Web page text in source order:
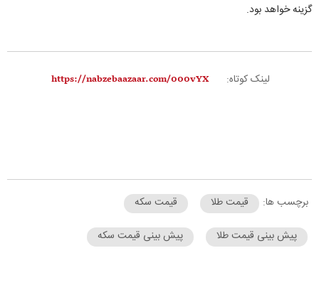
گزینه خواهد بود.
لینک کوتاه:
برچسب ها: قیمت طلا
قیمت سکه
پیش بینی قیمت طلا
پیش بینی قیمت سکه